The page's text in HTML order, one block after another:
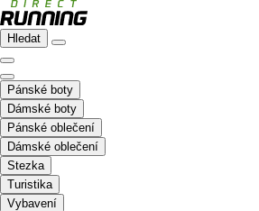
Hledat
Pánské boty
Dámské boty
Pánské oblečení
Dámské oblečení
Stezka
Turistika
Vybavení